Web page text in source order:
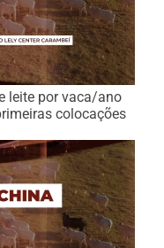
leite por vaca/ano
colocações